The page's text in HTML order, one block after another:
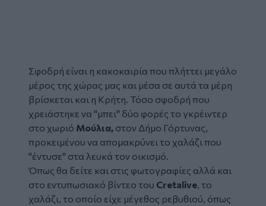
Σφοδρή είναι η κακοκαιρία που πλήττει μεγάλο
μέρος της χώρας μας και μέσα σε αυτά τα μέρη
βρίσκεται και η Κρήτη. Τόσο σφοδρή που
χρειάστηκε να "μπει" δύο φορές το γκρέιντερ
στο χωριό Μούλια, στον Δήμο Γόρτυνας,
προκειμένου να απομακρύνει το χαλάζι που
"έντυσε" στα λευκά τον οικισμό.
Όπως θα δείτε και στις φωτογραφίες αλλά και
στο εντυπωσιακό βίντεο του Cretalive, το
χαλάζι, το οποίο είχε μέγεθος ρεβυθιού, όπως